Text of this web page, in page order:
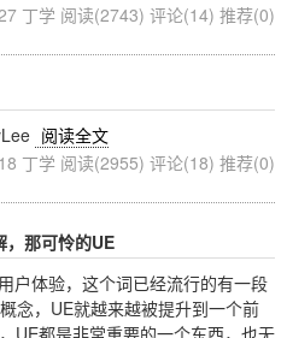
丁学 阅读(2743) 评论(14) 推荐(0)
阅读全文
丁学 阅读(2955) 评论(18) 推荐(0)
，那可怜的UE
户体验，这个词已经流行的有一段
念，UE就越来越被提升到一个前
UE都是非常重要的一个东西，也无